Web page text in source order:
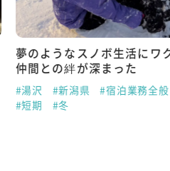
夢のようなスノボ生活にワ
仲間との絆が深まった
#湯沢 #新潟県
#宿泊業務全般
#短期
#冬